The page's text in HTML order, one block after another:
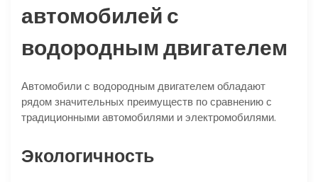
автомобилей с
водородным двигателем
Автомобили с водородным двигателем обладают
рядом значительных преимуществ по сравнению с
традиционными автомобилями и электромобилями.
Экологичность